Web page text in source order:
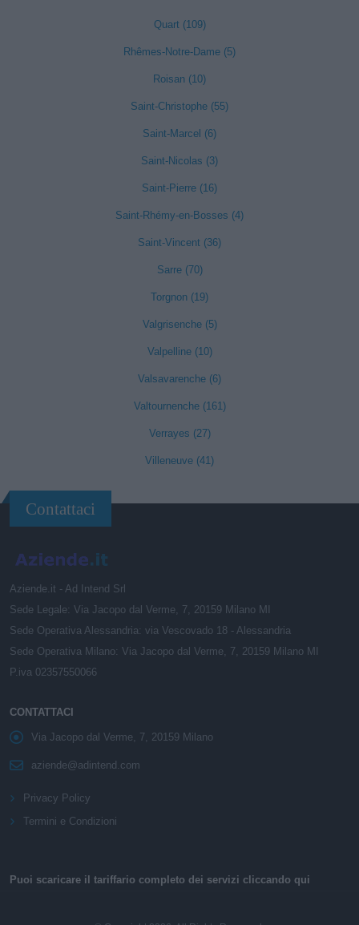
Quart (109)
Rhêmes-Notre-Dame (5)
Roisan (10)
Saint-Christophe (55)
Saint-Marcel (6)
Saint-Nicolas (3)
Saint-Pierre (16)
Saint-Rhémy-en-Bosses (4)
Saint-Vincent (36)
Sarre (70)
Torgnon (19)
Valgrisenche (5)
Valpelline (10)
Valsavarenche (6)
Valtournenche (161)
Verrayes (27)
Villeneuve (41)
Contattaci
Aziende.it - Ad Intend Srl
Sede Legale: Via Jacopo dal Verme, 7, 20159 Milano MI
Sede Operativa Alessandria: via Vescovado 18 - Alessandria
Sede Operativa Milano: Via Jacopo dal Verme, 7, 20159 Milano MI
P.iva 02357550066
CONTATTACI
Via Jacopo dal Verme, 7, 20159 Milano
aziende@adintend.com
Privacy Policy
Termini e Condizioni
Puoi scaricare il tariffario completo dei servizi cliccando qui